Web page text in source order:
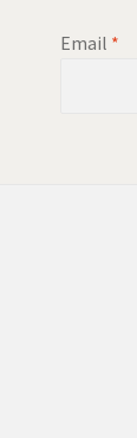
Email *